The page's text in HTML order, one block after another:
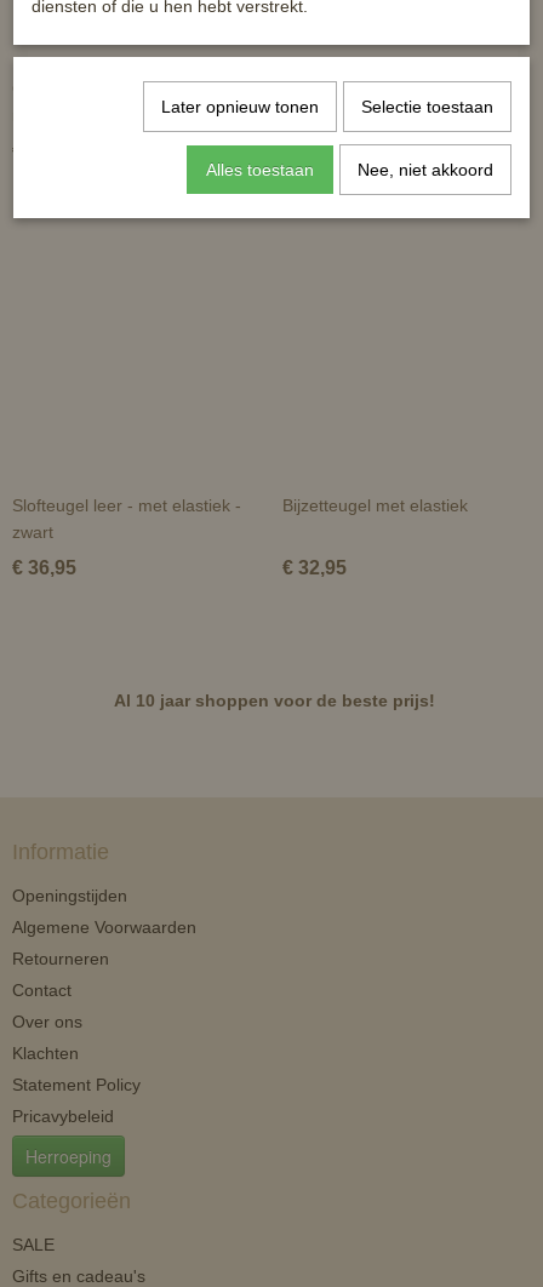
Correct Connect bokriem
€ 129,95
Voortuig HB
€ 39,99
Slofteugel leer - met elastiek -
zwart
€ 36,95
Bijzetteugel met elastiek
€ 32,95
Al 10 jaar shoppen voor de beste prijs!
Informatie
Openingstijden
Algemene Voorwaarden
Retourneren
Contact
Over ons
Klachten
Statement Policy
Pricavybeleid
Herroeping
Categorieën
SALE
Gifts en cadeau's
diensten of die u hen hebt verstrekt.
Later opnieuw tonen Selectie toestaan
Alles toestaan Nee, niet akkoord